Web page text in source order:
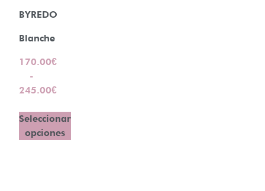
BYREDO
Blanche
170.00€
-
245.00€
Seleccionar
opciones